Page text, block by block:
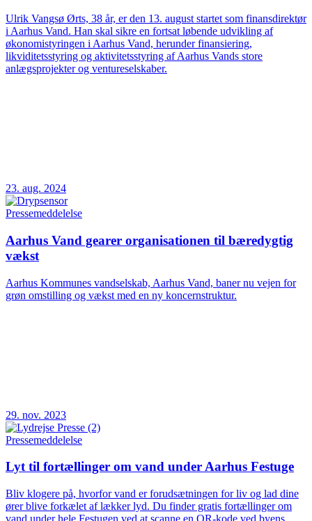
Ulrik Vangsø Ørts, 38 år, er den 13. august startet som finansdirektør
i Aarhus Vand. Han skal sikre en fortsat løbende udvikling af
økonomistyringen i Aarhus Vand, herunder finansiering,
likviditetsstyring og aktivitetsstyring af Aarhus Vands store
anlægsprojekter og ventureselskaber.
23. aug. 2024
Pressemeddelelse
Aarhus Vand gearer organisationen til bæredygtig
vækst
Aarhus Kommunes vandselskab, Aarhus Vand, baner nu vejen for
grøn omstilling og vækst med en ny koncernstruktur.
29. nov. 2023
Pressemeddelelse
Lyt til fortællinger om vand under Aarhus Festuge
Bliv klogere på, hvorfor vand er forudsætningen for liv og lad dine
ører blive forkælet af lækker lyd. Du finder gratis fortællinger om